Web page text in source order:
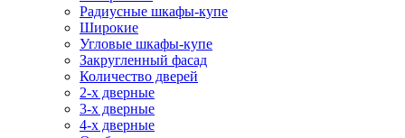
Радиусные шкафы-купе
Широкие
Угловые шкафы-купе
Закругленный фасад
Количество дверей
2-х дверные
3-х дверные
4-х дверные